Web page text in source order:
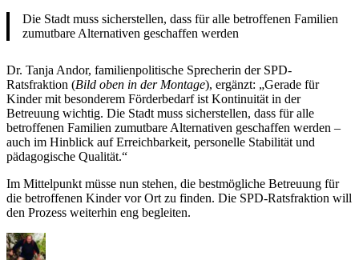
Die Stadt muss sicherstellen, dass für alle betroffenen Familien
zumutbare Alternativen geschaffen werden
Dr. Tanja Andor, familienpolitische Sprecherin der SPD-
Ratsfraktion (Bild oben in der Montage), ergänzt: „Gerade für
Kinder mit besonderem Förderbedarf ist Kontinuität in der
Betreuung wichtig. Die Stadt muss sicherstellen, dass für alle
betroffenen Familien zumutbare Alternativen geschaffen werden –
auch im Hinblick auf Erreichbarkeit, personelle Stabilität und
pädagogische Qualität.“
Im Mittelpunkt müsse nun stehen, die bestmögliche Betreuung für
die betroffenen Kinder vor Ort zu finden. Die SPD-Ratsfraktion will
den Prozess weiterhin eng begleiten.